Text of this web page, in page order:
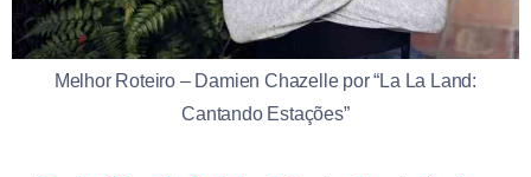
Melhor Roteiro – Damien Chazelle por “La La Land:
Cantando Estações”